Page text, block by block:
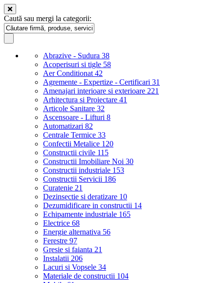
Caută sau mergi la categorii:
Abrazive - Sudura 38
Acoperisuri si tigle 58
Aer Conditionat 42
Agremente - Expertize - Certificari 31
Amenajari interioare si exterioare 221
Arhitectura si Proiectare 41
Articole Sanitare 32
Ascensoare - Lifturi 8
Automatizari 82
Centrale Termice 33
Confectii Metalice 120
Constructii civile 115
Constructii Imobiliare Noi 30
Constructii industriale 153
Constructii Servicii 186
Curatenie 21
Dezinsectie si deratizare 10
Dezumidificare in constructii 14
Echipamente industriale 165
Electrice 68
Energie alternativa 56
Ferestre 97
Gresie si faianta 21
Instalatii 206
Lacuri si Vopsele 34
Materiale de constructii 104